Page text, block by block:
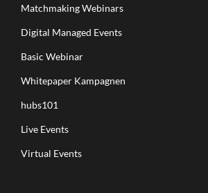
Matchmaking Webinars
Digital Managed Events
Basic Webinar
Whitepaper Kampagnen
hubs101
Live Events
Virtual Events